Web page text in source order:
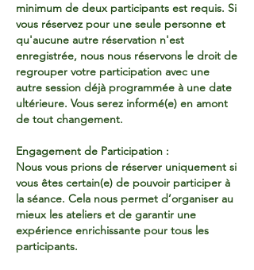
minimum de deux participants est requis. Si
vous réservez pour une seule personne et
qu'aucune autre réservation n'est
enregistrée, nous nous réservons le droit de
regrouper votre participation avec une
autre session déjà programmée à une date
ultérieure. Vous serez informé(e) en amont
de tout changement.
Engagement de Participation :
Nous vous prions de réserver uniquement si
vous êtes certain(e) de pouvoir participer à
la séance. Cela nous permet d’organiser au
mieux les ateliers et de garantir une
expérience enrichissante pour tous les
participants.